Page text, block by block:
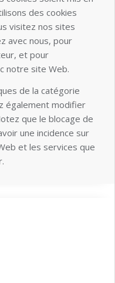
des cookies
visitez nos sites
avec nous, pour
et pour
notre site Web.
de la catégorie
également modifier
que le blocage de
une incidence sur
et les services que